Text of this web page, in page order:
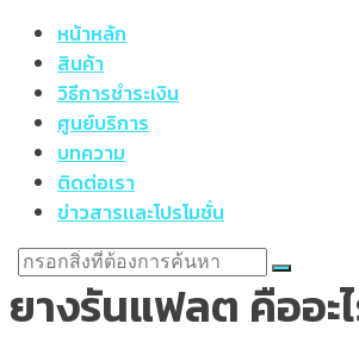
หน้าหลัก
สินค้า
วิธีการชำระเงิน
ศูนย์บริการ
บทความ
ติดต่อเรา
ข่าวสารเเละโปรโมชั่น
ยางรันแฟลต คืออะ